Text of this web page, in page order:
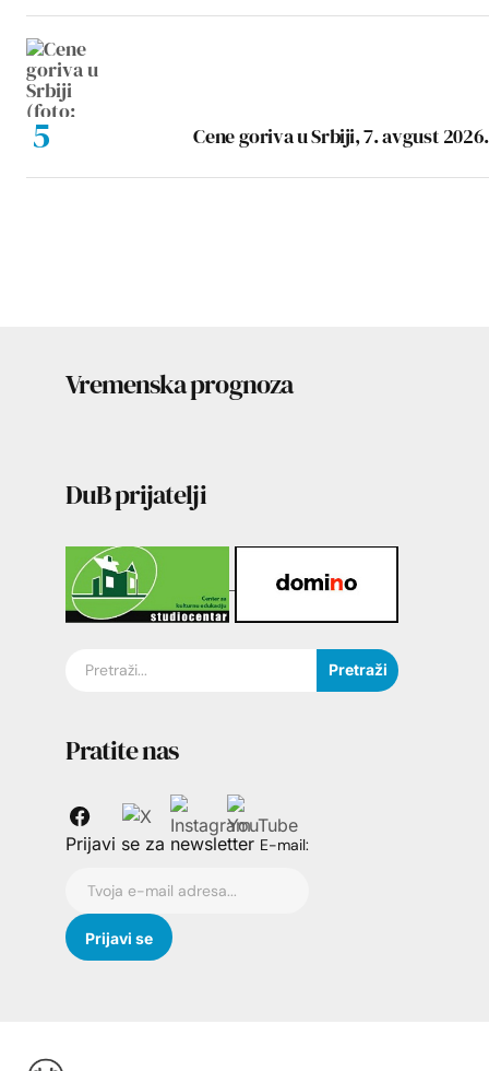
Cene goriva u Srbiji, 7. avgust 2026.
Vremenska prognoza
DuB prijatelji
Pretraži
Pratite nas
Prijavi se za newsletter E-mail: